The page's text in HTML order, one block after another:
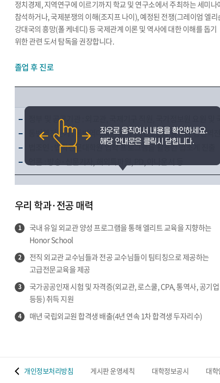
정치경제, 지역연구에 이르기까지 학교 및 연구소에서 주최하는 세미나
참석하거나, 국제분쟁의 이해(조지프 나이), 예정된 전쟁(그레이엄 엘리
강대국의 흥망(폴 케네디) 등 국제관계 이론 및 역사에 대한 이해를 돕기
위한 관련 도서 탐독을 권장합니다.
졸업 후 진로
정부 및 공공기관 : 외교관, 국제기구 직원, 국가정보원 요원
통번역전문가 : 통번역대학원 입학 프로그램을 활용한 통번역
법조인 : 법학전문대학원 입학 프로그램을 활용한 법조계 진출
우리 학과·전공 매력
1
국내 유일 외교관 양성 프로그램을 통해 엘리트 교육을 지향하는
Honor School
2
전직 외교관 교수님들과 전공 교수님들이 팀티칭으로 제공하는
고급전문교육을 제공
3
국가공공인재 시험 및 자격증(외교관, 로스쿨, CPA, 통역사, 공기업
등등) 취득 지원
4 매년 국립외교원 합격생 배출(4년 연속 1차 합격생 두자리수)
개인정보처리방침 게시판 운영세칙 대학정보공시 대